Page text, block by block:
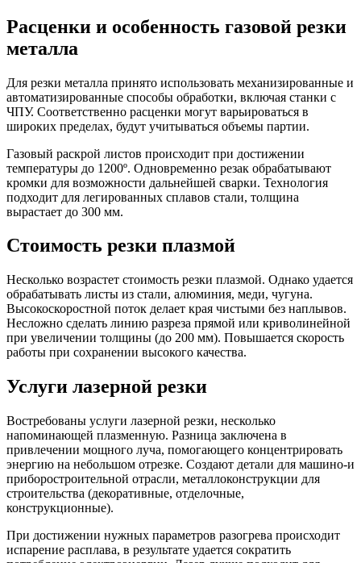
Расценки и особенность газовой резки
металла
Для резки металла принято использовать механизированные и
автоматизированные способы обработки, включая станки с
ЧПУ. Соответственно расценки могут варьироваться в
широких пределах, будут учитываться объемы партии.
Газовый раскрой листов происходит при достижении
температуры до 1200º. Одновременно резак обрабатывают
кромки для возможности дальнейшей сварки. Технология
подходит для легированных сплавов стали, толщина
вырастает до 300 мм.
Стоимость резки плазмой
Несколько возрастет стоимость резки плазмой. Однако удается
обрабатывать листы из стали, алюминия, меди, чугуна.
Высокоскоростной поток делает края чистыми без наплывов.
Несложно сделать линию разреза прямой или криволинейной
при увеличении толщины (до 200 мм). Повышается скорость
работы при сохранении высокого качества.
Услуги лазерной резки
Востребованы услуги лазерной резки, несколько
напоминающей плазменную. Разница заключена в
привлечении мощного луча, помогающего концентрировать
энергию на небольшом отрезке. Создают детали для машино-и
приборостроительной отрасли, металлоконструкции для
строительства (декоративные, отделочные,
конструкционные).
При достижении нужных параметров разогрева происходит
испарение расплава, в результате удается сократить